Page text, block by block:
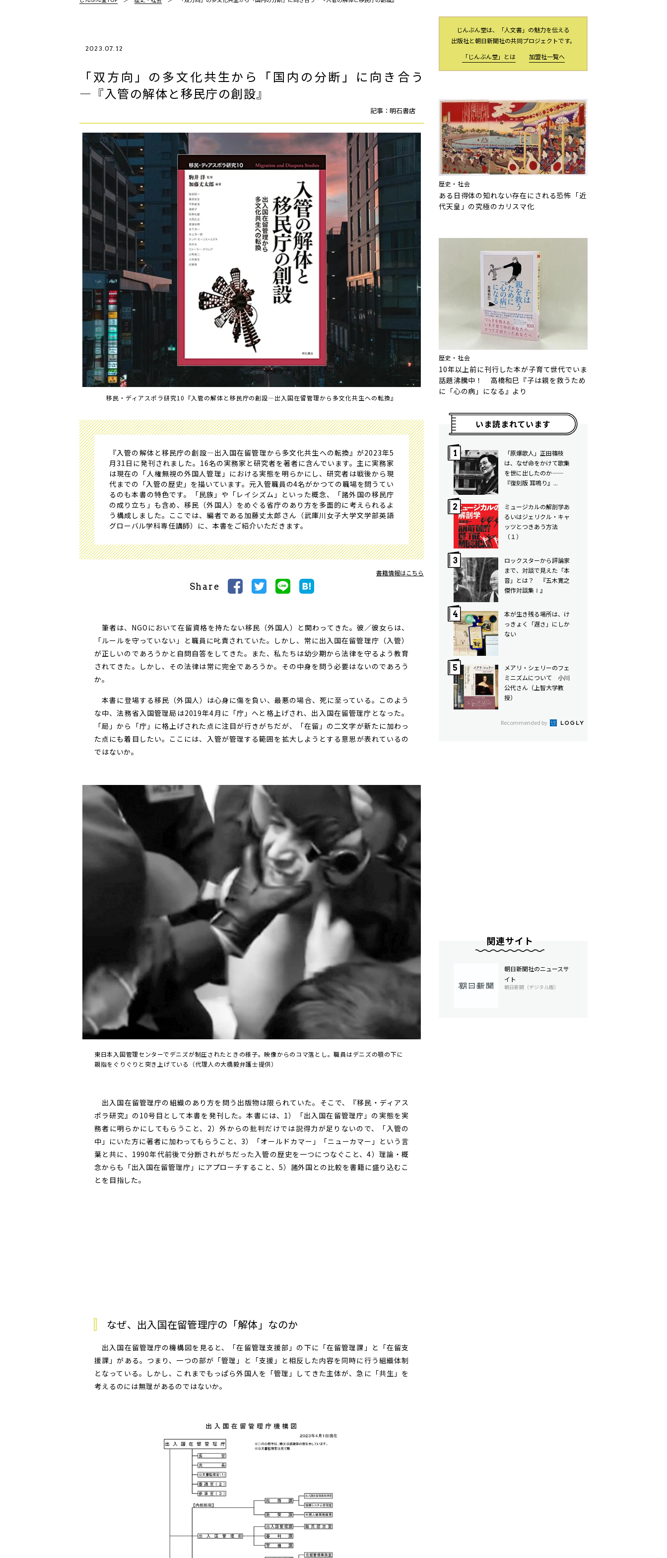
2023.07.12
「双方向」の多文化共生から「国内の分断」に向き合う
―『入管の解体と移民庁の創設』
記事：明石書店
移民・ディアスポラ研究10『入管の解体と移民庁の創設―出入国在留管理から多文化共生への転換』
『入管の解体と移民庁の創設―出入国在留管理から多文化共生への転換』が2023年5
月31日に発刊されました。16名の実務家と研究者を著者に含んでいます。主に実務家
は現在の「人権無視の外国人管理」における実態を明らかにし、研究者は戦後から現
代までの「入管の歴史」を描いています。元入管職員の4名がかつての職場を問うてい
るのも本書の特色です。「民族」や「レイシズム」といった概念、「諸外国の移民庁
の成り立ち」も含め、移民（外国人）をめぐる省庁のあり方を多面的に考えられるよ
う構成しました。ここでは、編者である加藤丈太郎さん（武庫川女子大学文学部英語
グローバル学科専任講師）に、本書をご紹介いただきます。
書籍情報はこちら
Share
筆者は、NGOにおいて在留資格を持たない移民（外国人）と関わってきた。彼／彼女らは、
「ルールを守っていない」と職員に叱責されていた。しかし、常に出入国在留管理庁（入管）
が正しいのであろうかと自問自答をしてきた。また、私たちは幼少期から法律を守るよう教育
されてきた。しかし、その法律は常に完全であろうか。その中身を問う必要はないのであろう
か。
本書に登場する移民（外国人）は心身に傷を負い、最悪の場合、死に至っている。このよう
な中、法務省入国管理局は2019年4月に「庁」へと格上げされ、出入国在留管理庁となった。
「局」から「庁」に格上げされた点に注目が行きがちだが、「在留」の二文字が新たに加わっ
た点にも着目したい。ここには、入管が管理する範囲を拡大しようとする意思が表れているの
ではないか。
東日本入国管理センターでデニズが制圧されたときの様子。映像からのコマ落とし。職員はデニズの顎の下に
親指をぐりぐりと突き上げている（代理人の大橋毅弁護士提供）
出入国在留管理庁の組織のあり方を問う出版物は限られていた。そこで、『移民・ディアス
ポラ研究』の10号目として本書を発刊した。本書には、1）「出入国在留管理庁」の実態を実
務者に明らかにしてもらうこと、2）外からの批判だけでは説得力が足りないので、「入管の
中」にいた方に著者に加わってもらうこと、3）「オールドカマー」「ニューカマー」という言
葉と共に、1990年代前後で分断されがちだった入管の歴史を一つにつなぐこと、4）理論・概
念からも「出入国在留管理庁」にアプローチすること、5）諸外国との比較を書籍に盛り込むこ
とを目指した。
なぜ、出入国在留管理庁の「解体」なのか
出入国在留管理庁の機構図を見ると、「在留管理支援部」の下に「在留管理課」と「在留支
援課」がある。つまり、一つの部が「管理」と「支援」と相反した内容を同時に行う組織体制
となっている。しかし、これまでもっぱら外国人を「管理」してきた主体が、急に「共生」を
考えるのには無理があるのではないか。
じんぶん堂は、「人文書」の魅力を伝える
出版社と朝日新聞社の共同プロジェクトです。
「じんぶん堂」とは
加盟社一覧へ
歴史・社会
ある日得体の知れない存在にされる恐怖――「近
代天皇」の究極のカリスマ化
歴史・社会
10年以上前に刊行した本が子育て世代でいま
話題沸騰中！ 高橋和巳『子は親を救うため
に「心の病」になる』より
いま読まれています
「原爆歌人」正田篠枝
は、なぜ命をかけて歌集
を世に出したのか——
『復刻版 耳鳴り』...
ミュージカルの解剖学――あ
るいはジェリクル・キャ
ッツとつきあう方法
（１）
ロックスターから評論家
まで、対談で見えた「本
音」とは？ 『五木寛之
傑作対談集Ⅰ』
本が生き残る場所は、け
っきょく「遅さ」にしか
ない
メアリ・シェリーのフェ
ミニズムについて 小川
公代さん（上智大学教
授）
Recommended by
関連サイト
朝日新聞社のニュースサ
イト
朝日新聞（デジタル版）